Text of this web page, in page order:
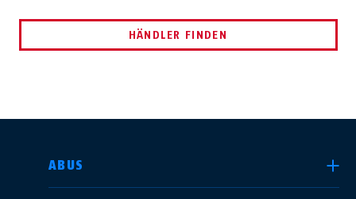
HÄNDLER FINDEN
ABUS
LAND AUSWÄHLEN